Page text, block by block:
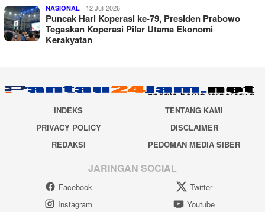
NASIONAL 12 Juli 2026
Puncak Hari Koperasi ke-79, Presiden Prabowo
Tegaskan Koperasi Pilar Utama Ekonomi
Kerakyatan
INDEKS
TENTANG KAMI
PRIVACY POLICY
DISCLAIMER
REDAKSI
PEDOMAN MEDIA SIBER
JARINGAN SOCIAL
Facebook
Twitter
Instagram
Youtube